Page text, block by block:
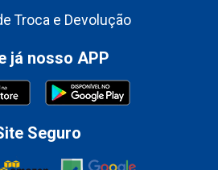
Troca e Devolução
já nosso APP
Seguro